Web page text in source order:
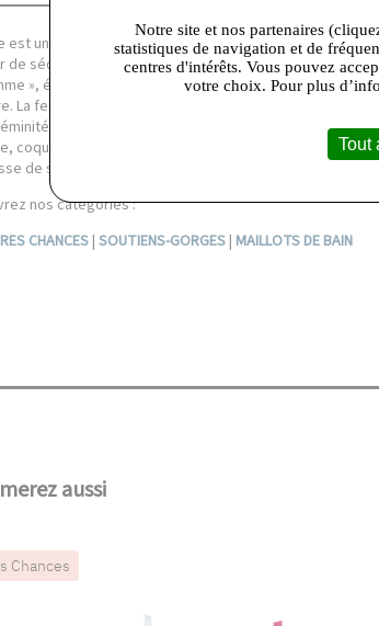
est une marque de lingerie haut de gamme, hymne à la
de séduction. Porter une parure Aubade c’est porter
», élégante et raffinée mettant le corps en valeur
La femme Aubade assume son corps, revendique sa
au naturelle. Elle est tour à tour romantique,
coquine, douce, discrète, audacieuse, élégante et
de sa maîtresse de sa séduction, veut en jouer et la
nos catégories :
CHANCES|SOUTIENS-GORGES | MAILLOTS DE BAIN
aussi
Chances
Notre site et nos partenaires
statistiques de navigation et de
centres d'intérêts. Vous pouvez
votre choix. Pour plus
Tout